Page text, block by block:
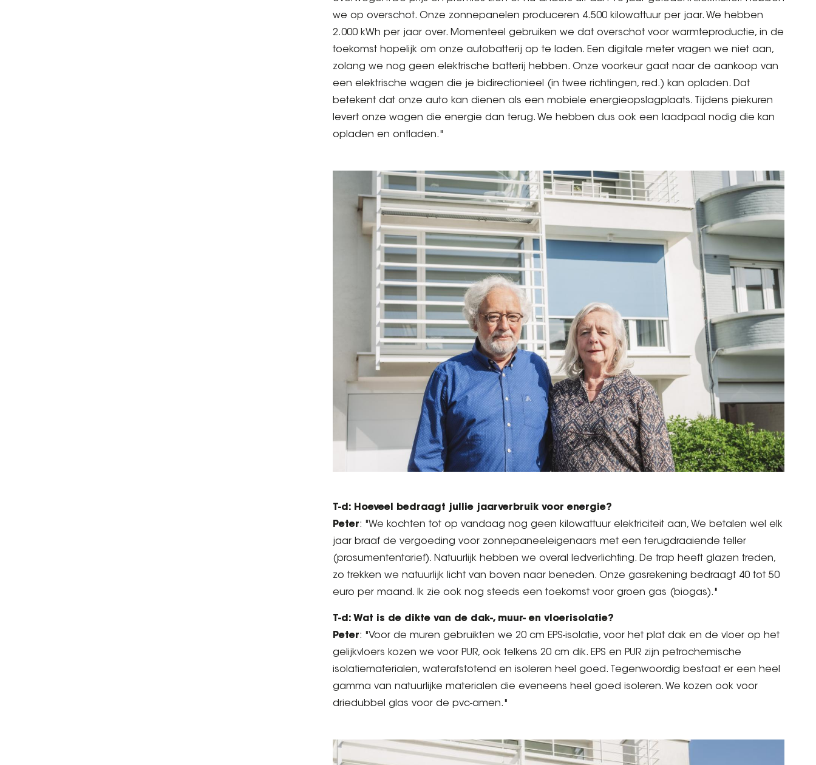
we op overschot. Onze zonnepanelen produceren 4.500 kilowattuur per jaar. We hebben
2.000 kWh per jaar over. Momenteel gebruiken we dat overschot voor warmteproductie, in de
toekomst hopelijk om onze autobatterij op te laden. Een digitale meter vragen we niet aan,
zolang we nog geen elektrische batterij hebben. Onze voorkeur gaat naar de aankoop van
een elektrische wagen die je bidirectionieel (in twee richtingen, red.) kan opladen. Dat
betekent dat onze auto kan dienen als een mobiele energieopslagplaats. Tijdens piekuren
levert onze wagen die energie dan terug. We hebben dus ook een laadpaal nodig die kan
opladen en ontladen."
T-d: Hoeveel bedraagt jullie jaarverbruik voor energie?
Peter: "We kochten tot op vandaag nog geen kilowattuur elektriciteit aan, We betalen wel elk
jaar braaf de vergoeding voor zonnepaneeleigenaars met een terugdraaiende teller
(prosumententarief). Natuurlijk hebben we overal ledverlichting. De trap heeft glazen treden,
zo trekken we natuurlijk licht van boven naar beneden. Onze gasrekening bedraagt 40 tot 50
euro per maand. Ik zie ook nog steeds een toekomst voor groen gas (biogas)."
T-d: Wat is de dikte van de dak-, muur- en vloerisolatie?
Peter: "Voor de muren gebruikten we 20 cm EPS-isolatie, voor het plat dak en de vloer op het
gelijkvloers kozen we voor PUR, ook telkens 20 cm dik. EPS en PUR zijn petrochemische
isolatiematerialen, waterafstotend en isoleren heel goed. Tegenwoordig bestaat er een heel
gamma van natuurlijke materialen die eveneens heel goed isoleren. We kozen ook voor
driedubbel glas voor de pvc-amen."